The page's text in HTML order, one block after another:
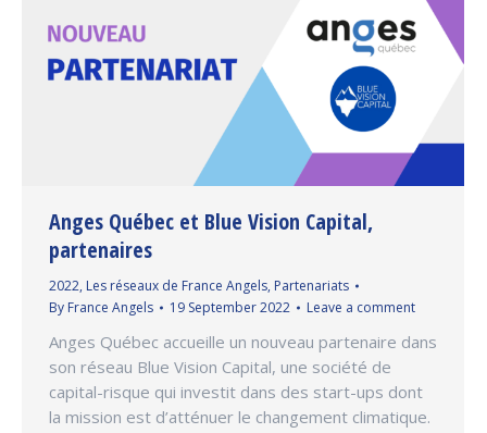
Anges Québec et Blue Vision Capital,
partenaires
2022, Les réseaux de France Angels, Partenariats
By France Angels 19 September 2022 Leave a comment
Anges Québec accueille un nouveau partenaire dans
son réseau Blue Vision Capital, une société de
capital-risque qui investit dans des start-ups dont
la mission est d’atténuer le changement climatique.